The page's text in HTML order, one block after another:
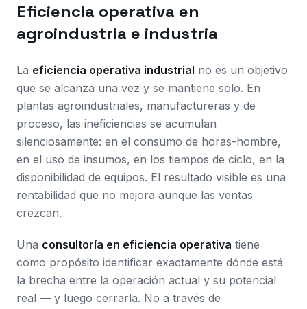
Eficiencia operativa en
agroindustria e industria
La eficiencia operativa industrial no es un objetivo
que se alcanza una vez y se mantiene solo. En
plantas agroindustriales, manufactureras y de
proceso, las ineficiencias se acumulan
silenciosamente: en el consumo de horas-hombre,
en el uso de insumos, en los tiempos de ciclo, en la
disponibilidad de equipos. El resultado visible es una
rentabilidad que no mejora aunque las ventas
crezcan.
Una consultoría en eficiencia operativa tiene
como propósito identificar exactamente dónde está
la brecha entre la operación actual y su potencial
real — y luego cerrarla. No a través de